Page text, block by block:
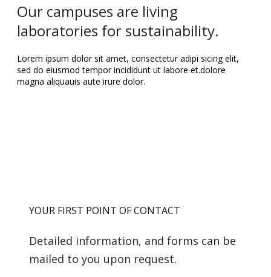
Our campuses are living
laboratories for sustainability.
Lorem ipsum dolor sit amet, consectetur adipi sicing elit,
sed do eiusmod tempor incididunt ut labore et.dolore
magna aliquauis aute irure dolor.
YOUR FIRST POINT OF CONTACT
Detailed information, and forms can be
mailed to you upon request.